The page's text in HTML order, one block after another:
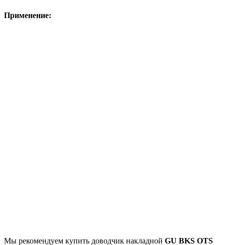
Применение:
Мы рекомендуем купить доводчик накладной GU BKS OTS